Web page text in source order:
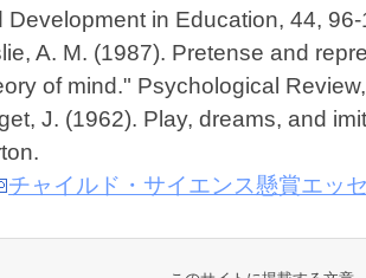
Development in Education, 44,
A. M. (1987). Pretense and
of mind." Psychological
J. (1962). Play, dreams, and
チャイルド・サイエンス懸賞エッ